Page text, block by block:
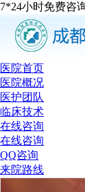
7*24小时免费咨
医院首页
医院概况
医护团队
临床技术
在线咨询
在线咨询
QQ咨询
来院路线